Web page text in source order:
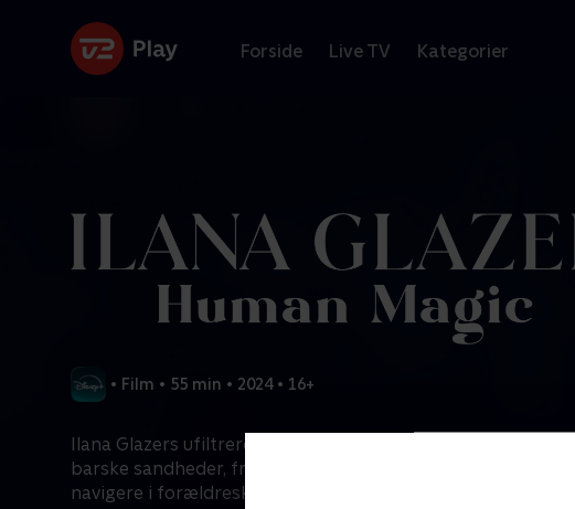
Forside Live TV Kategorier
• Film • 55 min • 2024 • 16+
Ilana Glazers ufiltrerede standup-special dykker ned i livets
barske sandheder, fra den smerteligt akavede gymnasietid
navigere i forældreskabet som potrygende mor.